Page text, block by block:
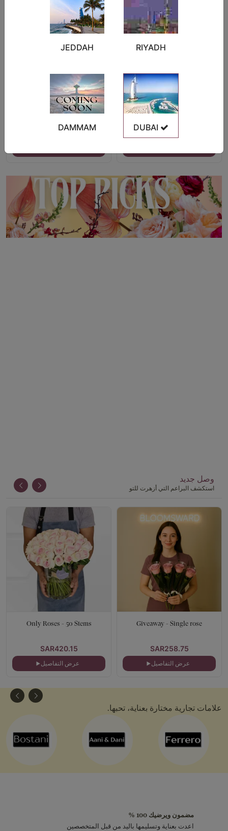
The Lost in Dream - 40 Tulips فازة الورود الفوشية
وصل جديد
استكشف البراعم التي أزهرت للتو
Giveaway - Single rose
SAR258.75
عرض التفاصيل
Only Roses - 50 Stems
SAR420.15
عرض التفاصيل
علامات تجارية مختارة بعناية، تحبها.
مضمون ويرضيك 100 %
اعدت بعناية وتسليمها باليد من قبل المتخصصين
RIYADH
JEDDAH
DAMMAM